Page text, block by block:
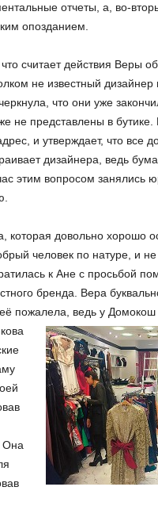
отчеты, а, во-
опозданием.
считает действия Веры
не известный дизайнер
что они уже
не представлены в
и утверждает, что все
дизайнера, ведь
этим вопросом занялись
которая довольно хорошо
человек по натуре, и не
к Ане с просьбой
бренда. Вера
пожалела, ведь у
Она